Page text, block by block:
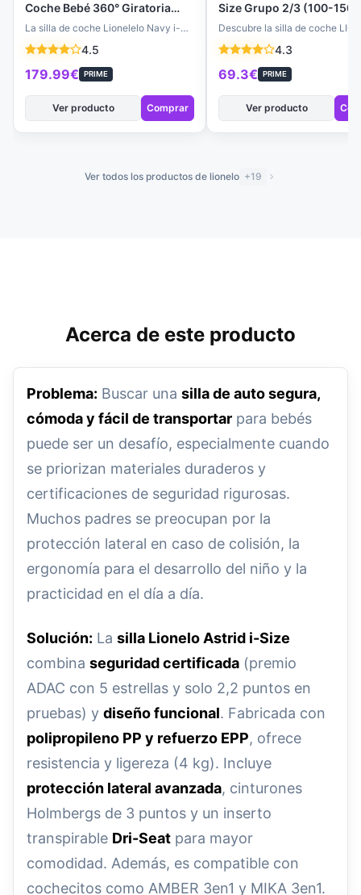
Coche Bebé 360° Giratoria
ISOFIX - Grupo 0+/1/2/3 (40-
Estabilización, Dri-Seat y
Reposacabezas Ajustable
La silla de coche Lionelelo Navy i-
comodidad para tu pequeño.…
4.5
179.99€ PRIME
Ver producto Comprar
Size Grupo 2/3 (100-150
ImpactGuard, Protección
Ajustable y Respaldo
Descubre la silla de coche
y mimar a tu…4.3
69.3€ PRIME
Ver producto
Ver todos los productos de lionelo +19
Acerca de este producto
Problema: Buscar una silla de auto segura,
cómoda y fácil de transportar para bebés
puede ser un desafío, especialmente cuando
se priorizan materiales duraderos y
certificaciones de seguridad rigurosas.
Muchos padres se preocupan por la
protección lateral en caso de colisión, la
ergonomía para el desarrollo del niño y la
practicidad en el día a día.
Solución: La silla Lionelo Astrid i-Size
combina seguridad certificada (premio
ADAC con 5 estrellas y solo 2,2 puntos en
pruebas) y diseño funcional. Fabricada con
polipropileno PP y refuerzo EPP, ofrece
resistencia y ligereza (4 kg). Incluye
protección lateral avanzada, cinturones
Holmbergs de 3 puntos y un inserto
transpirable Dri-Seat para mayor
comodidad. Además, es compatible con
cochecitos como AMBER 3en1 y MIKA 3en1.